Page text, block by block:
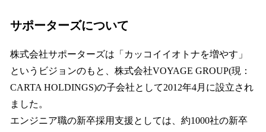
サポーターズについて
株式会社サポーターズは「カッコイイオトナを増やす」
というビジョンのもと、株式会社VOYAGE GROUP(現：
CARTA HOLDINGS)の子会社として2012年4月に設立され
ました。
エンジニア職の新卒採用支援としては、約1000社の新卒